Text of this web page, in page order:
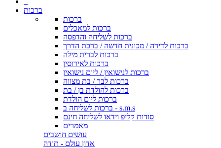
ברכות
ברכות
ברכות למאכלים
ברכות לשליחה והדפסה
ברכות לדירה / מכונית חדשה / ברכת הדרך
ברכות לברית מילה
ברכות לאירוסין
ברכות לנישואין / ליום נישואין
ברכות לבר / בת מצווה
ברכות להולדת בן / בת
ברכות ליום הולדת
ברכות לשליחה ב - s.m.s
סודות קליפ וידאו לשליחה חינם
מאמרים
עושים חושבים
אדון עולם - תודה